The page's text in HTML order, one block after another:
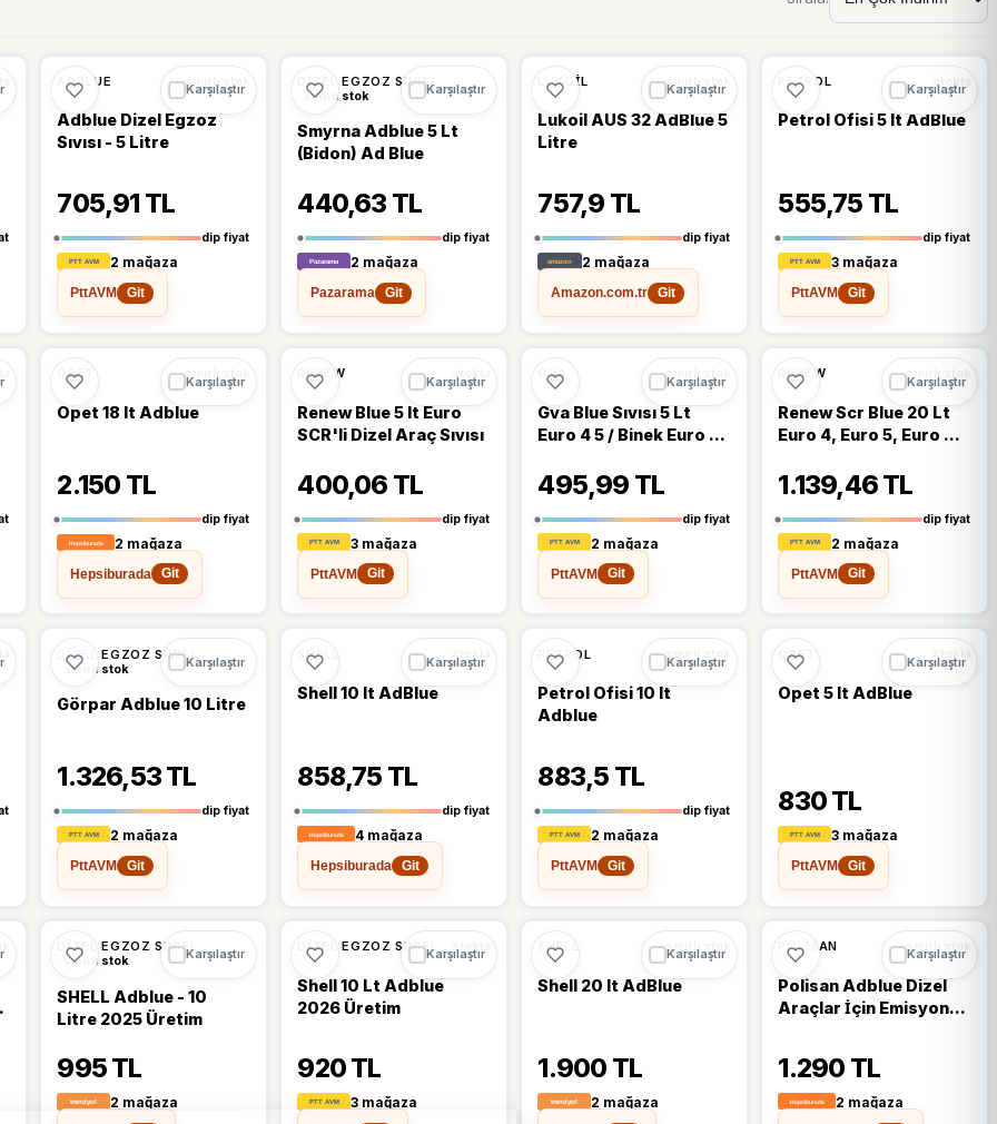
Karşılaştır
%44 🔥
ADBLUE sınırlı stok
Adblue Dizel Egzoz
Sıvısı - 5 Litre
705,91 TL
dip fiyat
2 mağaza
PttAVM
Git
Karşılaştır
%37 🔥
DIZEL EGZOZ SIVISI
sınırlı stok
Smyrna Adblue 5 Lt
(Bidon) Ad Blue
440,63 TL
dip fiyat
2 mağaza
Pazarama
Git
Karşılaştır
%39 🔥
LUKOIL sınırlı stok
Lukoil AUS 32 AdBlue 5
Litre
757,9 TL
dip fiyat
2 mağaza
Amazon.com.tr
Git
Karşılaştır
%24 🔥
PETROL
Petrol Ofisi 5 lt AdBlue
555,75 TL
dip fiyat
3 mağaza
PttAVM
Git
Karşılaştır
%25 🔥
OPET sınırlı stok
Opet 18 lt Adblue
2.150 TL
dip fiyat
2 mağaza
Hepsiburada
Git
Karşılaştır
%21 🔥
RENEW
Renew Blue 5 lt Euro
SCR'li Dizel Araç Sıvısı
400,06 TL
dip fiyat
3 mağaza
PttAVM
Git
Karşılaştır
%33 🔥
GVA sınırlı stok
Gva Blue Sıvısı 5 Lt
Euro 4 5 / Binek Euro 6
495,99 TL
dip fiyat
2 mağaza
PttAVM
Git
Karşılaştır
%15
RENEW sınırlı stok
Renew Scr Blue 20 Lt
Euro 4, Euro 5, Euro 6
1.139,46 TL
dip fiyat
2 mağaza
PttAVM
Git
Karşılaştır
%9
DIZEL EGZOZ SIVISI
sınırlı stok
Görpar Adblue 10 Litre
1.326,53 TL
dip fiyat
2 mağaza
PttAVM
Git
Karşılaştır
%8
SHELL
Shell 10 lt AdBlue
858,75 TL
dip fiyat
4 mağaza
Hepsiburada
Git
Karşılaştır
%7
PETROL sınırlı stok
Petrol Ofisi 10 lt
Adblue
883,5 TL
dip fiyat
2 mağaza
PttAVM
Git
Karşılaştır
OPET
Opet 5 lt AdBlue
830 TL
3 mağaza
PttAVM
Git
Karşılaştır
DIZEL EGZOZ SIVISI
sınırlı stok
SHELL Adblue - 10
Litre 2025 Üretim
995 TL
2 mağaza
Karşılaştır
%11
DIZEL EGZOZ SIVISI stokta
Shell 10 Lt Adblue
2026 Üretim
920 TL
3 mağaza
Karşılaştır
%25 🔥
SHELL sınırlı stok
Shell 20 lt AdBlue
1.900 TL
2 mağaza
Karşılaştır
POLISAN sınırlı stok
Polisan Adblue Dizel
Araçlar İçin Emisyon
1.290 TL
2 mağaza